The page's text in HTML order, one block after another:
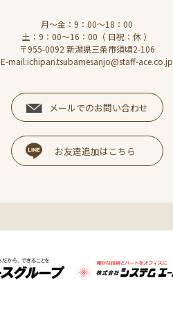
月～金：9：00～18：00
土：9：00～16：00（ 日祝：休 ）
〒955-0092 新潟県三条市須頃2-106
E-mail:ichipan.tsubamesanjo@staff-ace.co.jp
メールでのお問い合わせ
お友達追加はこちら